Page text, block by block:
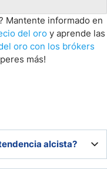
Mantente informado en
del oro y aprende las
oro con los brókers
más!
alcista?